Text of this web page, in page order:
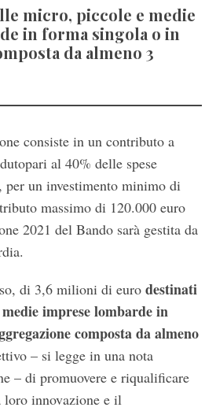
micro, piccole e medie
in forma singola o in
da almeno 3
consiste in un contributo a
al 40% delle spese
per un investimento minimo di
massimo di 120.000 euro
2021 del Bando sarà gestita da
di 3,6 milioni di euro destinati
imprese lombarde in
composta da almeno
– si legge in una nota
– di promuovere e riqualificare
innovazione e il